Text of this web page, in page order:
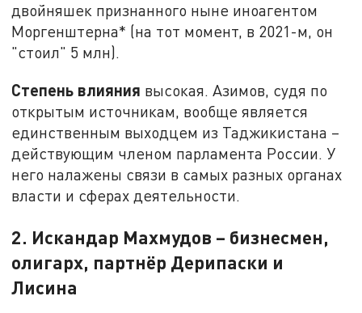
двойняшек признанного ныне иноагентом
Моргенштерна* (на тот момент, в 2021-м, он
"стоил" 5 млн).
Степень влияния высокая. Азимов, судя по
открытым источникам, вообще является
единственным выходцем из Таджикистана –
действующим членом парламента России. У
него налажены связи в самых разных органах
власти и сферах деятельности.
2. Искандар Махмудов – бизнесмен,
олигарх, партнёр Дерипаски и
Лисина